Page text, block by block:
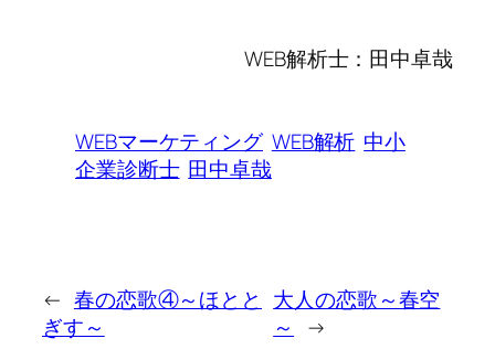
WEB解析士：田中卓哉
WEBマーケティング WEB解析 中小
企業診断士 田中卓哉
← 春の恋歌④～ほとと
ぎす～
大人の恋歌～春空
～
→